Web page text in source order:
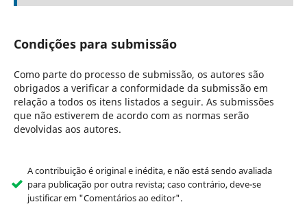
Condições para submissão
Como parte do processo de submissão, os autores são
obrigados a verificar a conformidade da submissão em
relação a todos os itens listados a seguir. As submissões
que não estiverem de acordo com as normas serão
devolvidas aos autores.
A contribuição é original e inédita, e não está sendo avaliada
para publicação por outra revista; caso contrário, deve-se
justificar em "Comentários ao editor".